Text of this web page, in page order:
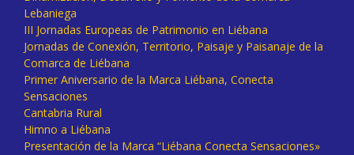
Lebaniega
III Jornadas Europeas de Patrimonio en Liébana
Jornadas de Conexión, Territorio, Paisaje y Paisanaje de la
Comarca de Liébana
Primer Aniversario de la Marca Liébana, Conecta
Sensaciones
Cantabria Rural
Himno a Liébana
Presentación de la Marca “Liébana Conecta Sensaciones»